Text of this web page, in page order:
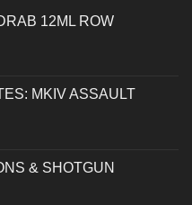
12ML ROW
MKIV ASSAULT
& SHOTGUN